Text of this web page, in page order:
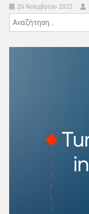
26 Νοεμβρίου 2022